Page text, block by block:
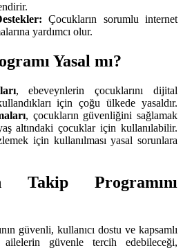
Çocukların sorumlu internet
yardımcı olur.
Yasal mı?
, ebeveynlerin çocuklarını dijital
için çoğu ülkede yasaldır.
, çocukların güvenliğini sağlamak
altındaki çocuklar için kullanılabilir.
için kullanılması yasal sorunlara
Takip Programını
güvenli, kullanıcı dostu ve kapsamlı
güvenle tercih edebileceği,